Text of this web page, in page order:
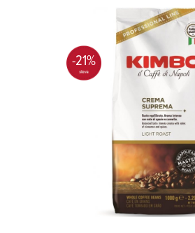
-21%